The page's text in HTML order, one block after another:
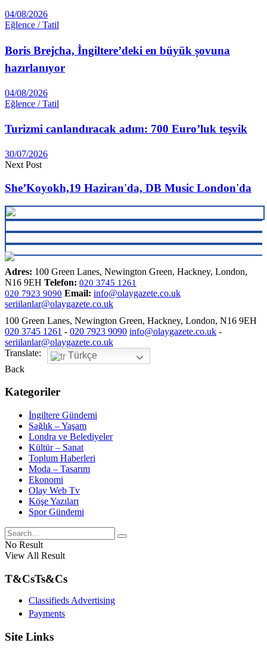
04/08/2026
Eğlence / Tatil
Boris Brejcha, İngiltere’deki en büyük șovuna
hazırlanıyor
04/08/2026
Eğlence / Tatil
Turizmi canlandıracak adım: 700 Euro’luk teşvik
30/07/2026
Next Post
She’Koyokh,19 Haziran'da, DB Music London'da
Adres: 100 Green Lanes, Newington Green, Hackney, London,
N16 9EH Telefon: 020 3745 1261
020 7923 9090 Email: info@olaygazete.co.uk
seriilanlar@olaygazete.co.uk
100 Green Lanes, Newington Green, Hackney, London, N16 9EH
020 3745 1261 - 020 7923 9090 info@olaygazete.co.uk -
seriilanlar@olaygazete.co.uk
Translate:
Türkçe
Back
Kategoriler
İngiltere Gündemi
Sağlık – Yaşam
Londra ve Belediyeler
Kültür – Sanat
Toplum Haberleri
Moda – Tasarım
Ekonomi
Olay Web Tv
Köşe Yazıları
Spor Gündemi
No Result
View All Result
T&CsTs&Cs
Classifieds Advertising
Payments
Site Links